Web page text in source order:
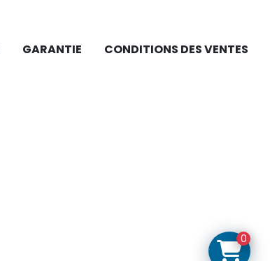
GARANTIE
CONDITIONS DES VENTES
0